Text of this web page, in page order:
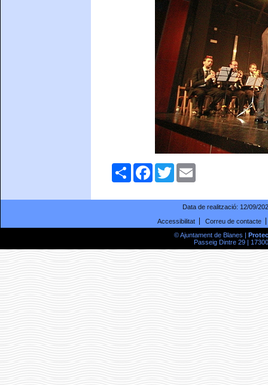
ComparteixFacebookTwitter
Data de realització: 12/09/
Accessibilitat
Correu de contacte
© Ajuntament de Blanes |
Passeig Dintre 29 |